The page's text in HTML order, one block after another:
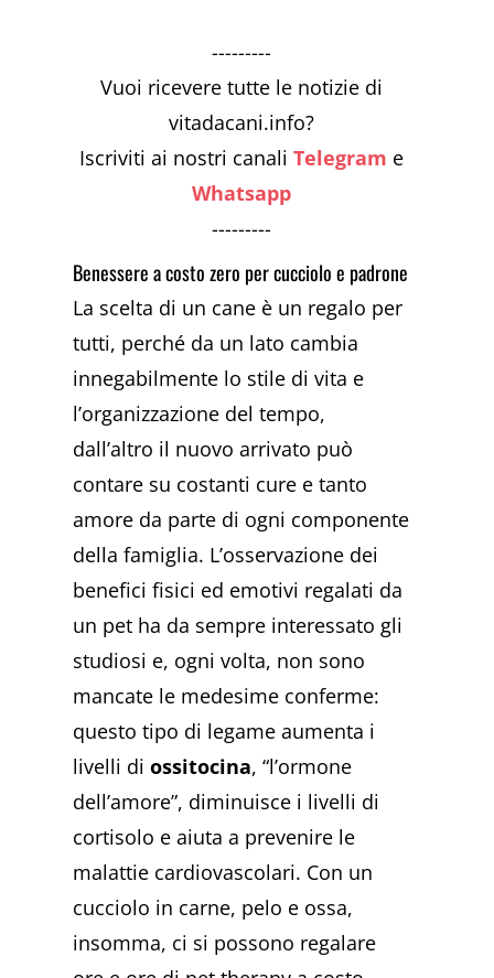
---------
Vuoi ricevere tutte le notizie di
vitadacani.info?
Iscriviti ai nostri canaliTelegram e
Whatsapp
---------
Benessere a costo zero per cucciolo e padrone
La scelta di un cane è un regalo per
tutti, perché da un lato cambia
innegabilmente lo stile di vita e
l’organizzazione del tempo,
dall’altro il nuovo arrivato può
contare su costanti cure e tanto
amore da parte di ogni componente
della famiglia. L’osservazione dei
benefici fisici ed emotivi regalati da
un pet ha da sempre interessato gli
studiosi e, ogni volta, non sono
mancate le medesime conferme:
questo tipo di legame aumenta i
livelli diossitocina, “l’ormone
dell’amore”, diminuisce i livelli di
cortisolo e aiuta a prevenire le
malattie cardiovascolari. Con un
cucciolo in carne, pelo e ossa,
insomma, ci si possono regalare